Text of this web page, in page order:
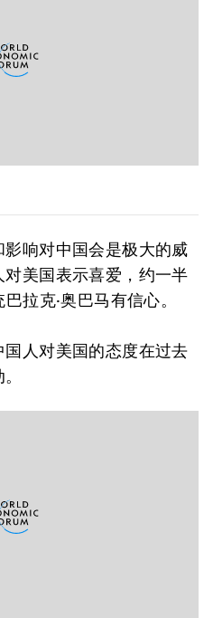
响对中国会是极大的威
美国表示喜爱，约一半
拉克·奥巴马有信心。
人对美国的态度在过去